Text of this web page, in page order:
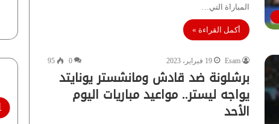
المباراة التي…
أكمل القراءة »
Esam 19 فبراير، 2023 0
95
برشلونة ضد قادش ومانشستر يونايتد
يواجه ليستر.. مواعيد مباريات اليوم
الأحد